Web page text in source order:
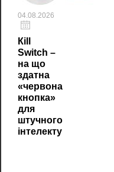
04.08.2026
Кill
Switch –
на що
здатна
«червона
кнопка»
для
штучного
інтелекту